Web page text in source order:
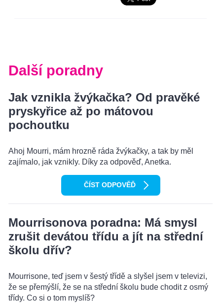
Další poradny
Jak vznikla žvýkačka? Od pravěké
pryskyřice až po mátovou
pochoutku
Ahoj Mourri, mám hrozně ráda žvýkačky, a tak by měl
zajímalo, jak vznikly. Díky za odpověď, Anetka.
ČÍST ODPOVĚĎ
Mourrisonova poradna: Má smysl
zrušit devátou třídu a jít na střední
školu dřív?
Mourrisone, teď jsem v šestý třídě a slyšel jsem v televizi,
že se přemýšlí, že se na střední školu bude chodit z osmý
třídy. Co si o tom myslíš?